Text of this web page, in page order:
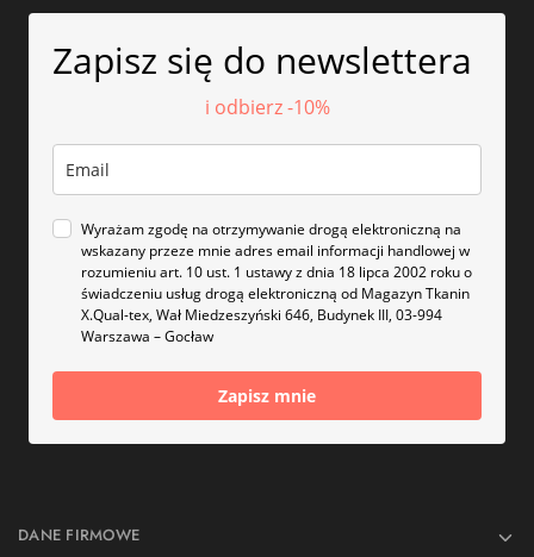
Zapisz się do newslettera
i odbierz -10%
Wyrażam zgodę na otrzymywanie drogą elektroniczną na
wskazany przeze mnie adres email informacji handlowej w
rozumieniu art. 10 ust. 1 ustawy z dnia 18 lipca 2002 roku o
świadczeniu usług drogą elektroniczną od Magazyn Tkanin
X.Qual-tex, Wał Miedzeszyński 646, Budynek III, 03-994
Warszawa – Gocław
Zapisz mnie
DANE FIRMOWE